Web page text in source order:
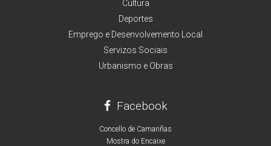
Cultura
Deportes
Emprego e Desenvolvemento Local
Servizos Sociais
Urbanismo e Obras
Facebook
Concello de Camariñas
Mostra do Encaixe